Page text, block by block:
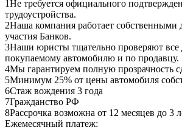
1Не требуется официального
трудоустройства.
2Наша компания работает собственными
участия Банков.
3Наши юристы тщательно проверяют все
покупаемому автомобилю и по продавцу.
4Мы гарантируем полную прозрачность
5Минимум 25% от цены автомобиля
6Стаж вождения 3 года
7Гражданство РФ
8Рассрочка возможна от 12 месяцев до 3
Ежемесячный платеж: